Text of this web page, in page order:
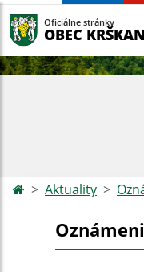
Oficiálne stránky
OBEC
Aktuality